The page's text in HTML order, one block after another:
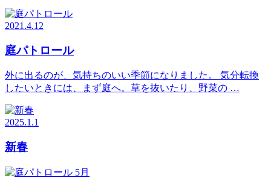
2021.4.12
庭パトロール
外に出るのが、気持ちのいい季節になりました。 気分転換
したいときには、まず庭へ。草を抜いたり、野菜の …
2025.1.1
新春